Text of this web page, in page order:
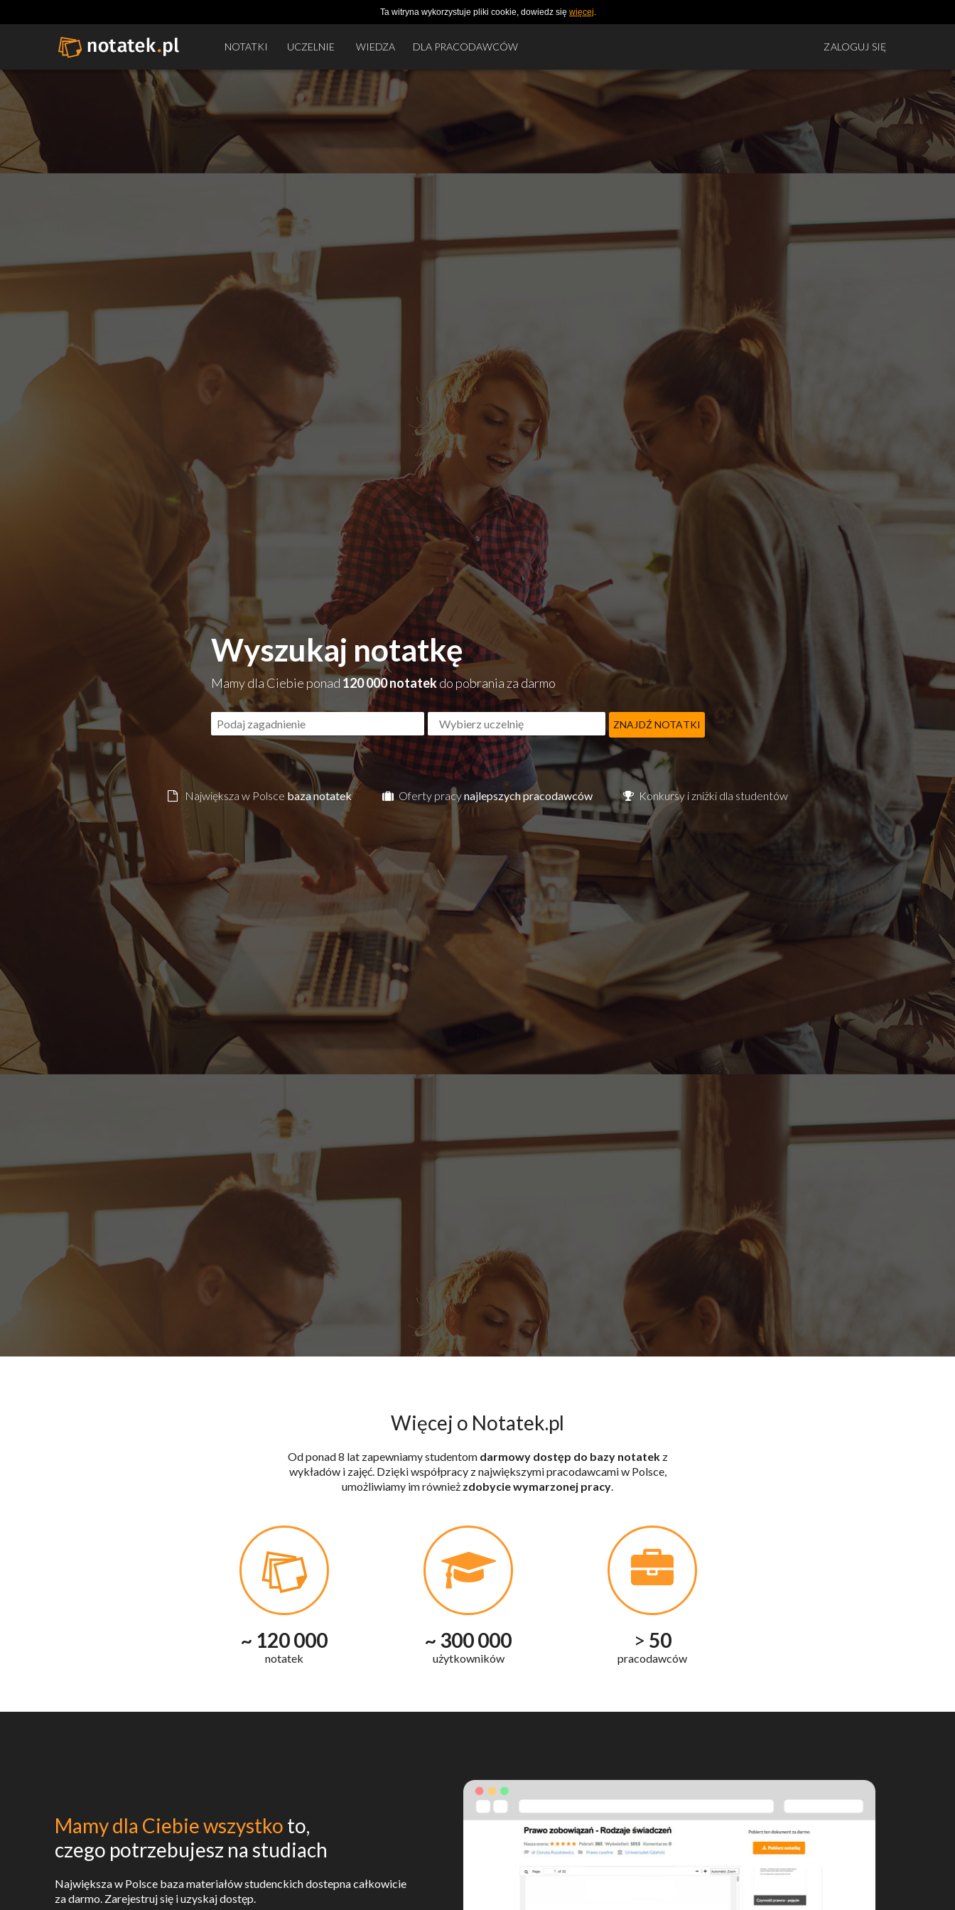
Ta witryna wykorzystuje pliki cookie, dowiedz się więcej.
NOTATKI UCZELNIE WIEDZA DLA PRACODAWCÓW ZALOGUJ SIĘ
Wyszukaj notatkę
Mamy dla Ciebie ponad 120 000 notatekdo pobrania za darmo
ZNAJDŹ NOTATKI
Największa w Polsce baza notatek Oferty pracynajlepszych pracodawców Konkursy i zniżki dla studentów
Więcej o Notatek.pl
Od ponad 8 lat zapewniamy studentom darmowy dostęp do bazy notatekz
wykładów i zajęć. Dzięki współpracy z największymi pracodawcami w Polsce,
umożliwiamy im również zdobycie wymarzonej pracy.
~ 120 000
notatek
~ 300 000
użytkowników
> 50
pracodawców
Mamy dla Ciebie wszystko to,
czego potrzebujesz na studiach
Największa w Polsce baza materiałów studenckich dostepna całkowicie
za darmo. Zarejestruj się i uzyskaj dostęp.